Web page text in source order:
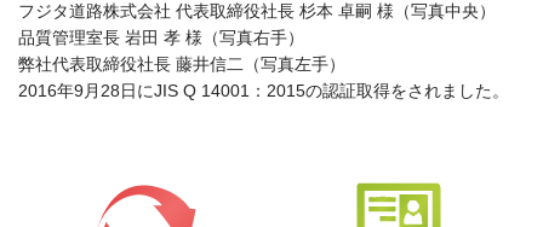
フジタ道路株式会社 代表取締役社長 杉本 卓嗣 様（写真中央）
品質管理室長 岩田 孝 様（写真右手）
弊社代表取締役社長 藤井信二（写真左手）
2016年9月28日にJIS Q 14001：2015の認証取得をされました。